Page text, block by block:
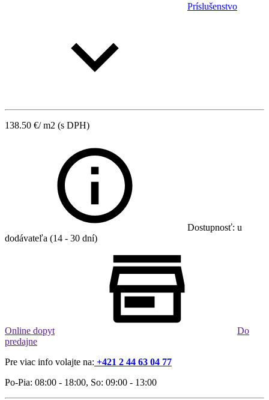
Príslušenstvo
138.50 €/ m2 (s DPH)
Dostupnosť: u
dodávateľa (14 - 30 dní)
Online dopyt
Do
predajne
Pre viac info volajte na: +421 2 44 63 04 77
Po-Pia: 08:00 - 18:00, So: 09:00 - 13:00